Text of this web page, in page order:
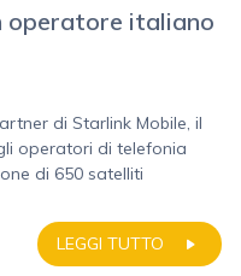
operatore italiano
di Starlink Mobile, il
operatori di telefonia
di 650 satelliti
LEGGI TUTTO